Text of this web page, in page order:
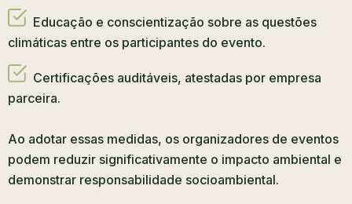
Educação e conscientização sobre as questões
climáticas entre os participantes do evento.
Certificações auditáveis, atestadas por empresa
parceira.
Ao adotar essas medidas, os organizadores de eventos
podem reduzir significativamente o impacto ambiental e
demonstrar responsabilidade socioambiental.